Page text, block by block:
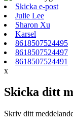
Skicka e-post
Julie Lee
Sharon Xu
Karsel
8618507524495
8618507524497
8618507524491
x
Skicka ditt
Skriv ditt